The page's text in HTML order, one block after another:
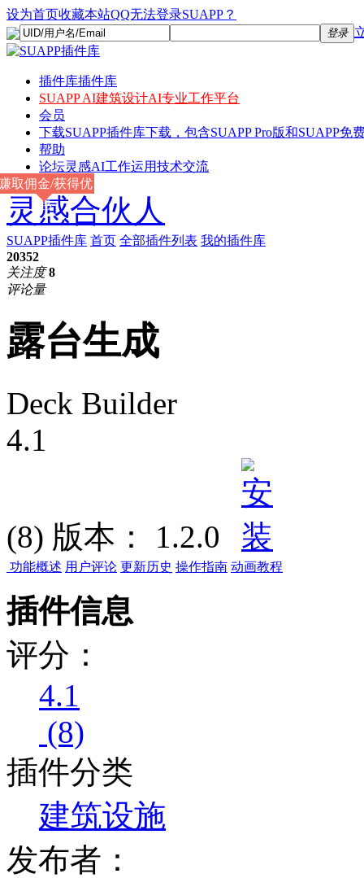
设为首页收藏本站QQ无法登录SUAPP？
登录
插件库插件库
SUAPP AI建筑设计AI专业工作平台
会员
下载SUAPP插件库下载，包含SUAPP Pro版和SUAPP免
帮助
论坛灵感AI工作运用技术交流
灵感合伙人
取佣金/获得优
惠
SUAPP插件库 首页 全部插件列表 我的插件库
20352
关注度 8
评论量
露台生成
Deck Builder
4.1
(8) 版本： 1.2.0
功能概述 用户评论 更新历史 操作指南 动画教程
插件信息
评分：
4.1
(8)
插件分类
建筑设施
发布者：